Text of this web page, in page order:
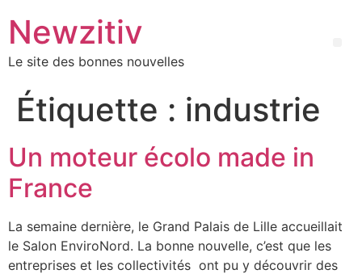
Newzitiv
Le site des bonnes nouvelles
Étiquette : industrie
Un moteur écolo made in
France
La semaine dernière, le Grand Palais de Lille accueillait
le Salon EnviroNord. La bonne nouvelle, c’est que les
entreprises et les collectivités ont pu y découvrir des